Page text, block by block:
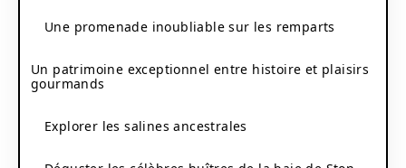
Une promenade inoubliable sur les remparts
Un patrimoine exceptionnel entre histoire et plaisirs
gourmands
Explorer les salines ancestrales